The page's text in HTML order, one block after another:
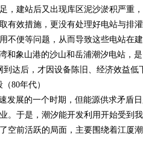
，建站后又出现库区泥沙淤积严重
有效措施，更没有处理好电站与排
不便等问题，从而导致这些电站在
象山港的沙山和岳浦潮汐电站，
达后，才因设备陈旧、经济效益低
80年代）
展的一个时期，但能源供求矛盾
。于是，潮汐能开发利用开始受到
空前活跃的局面，主要围绕着江厦